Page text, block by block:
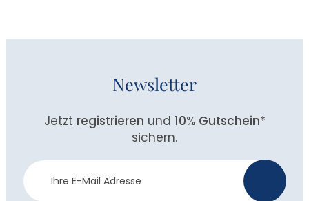
Newsletter
Jetzt registrieren und 10% Gutschein*
sichern.
Newsletter
Anmeldung